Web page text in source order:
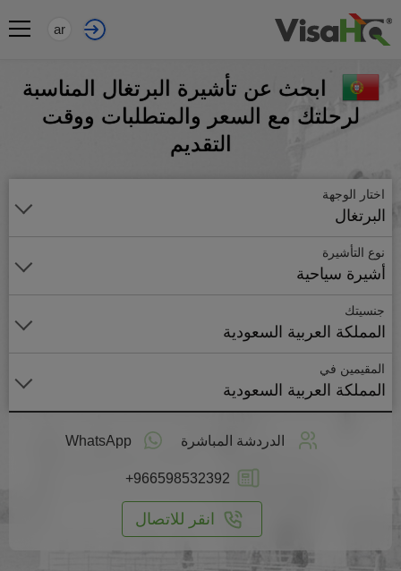
ar
ابحث عن تأشيرة البرتغال المناسبة
لرحلتك مع السعر والمتطلبات ووقت
التقديم
اختار الوجهة
البرتغال
نوع التأشيرة
أشيرة سياحية
جنسيتك
المملكة العربية السعودية
المقيمين في
المملكة العربية السعودية
الدردشة المباشرة WhatsApp
+966598532392
انقر للاتصال